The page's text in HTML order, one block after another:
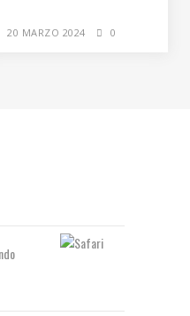
20 MARZO 2024 0